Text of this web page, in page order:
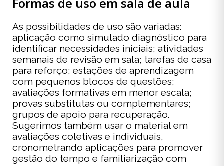
As possibilidades de uso são variadas:
aplicação como simulado diagnóstico para
identificar necessidades iniciais; atividades
semanais de revisão em sala; tarefas de casa
para reforço; estações de aprendizagem
com pequenos blocos de questões;
avaliações formativas em menor escala;
provas substitutas ou complementares;
grupos de apoio para recuperação.
Sugerimos também usar o material em
avaliações coletivas e individuais,
cronometrando aplicações para promover
gestão do tempo e familiarização com